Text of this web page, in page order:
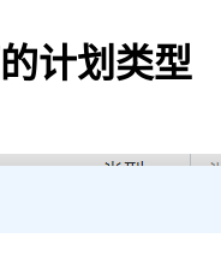
计划类型